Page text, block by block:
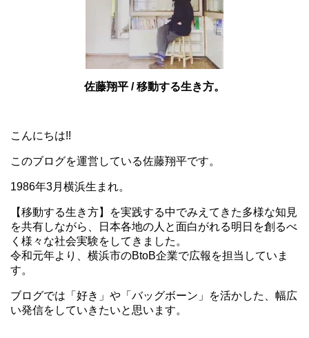
佐藤翔平 / 移動する生き方。
こんにちは!!
このブログを運営している佐藤翔平です。
1986年3月横浜生まれ。
【移動する生き方】を実践する中でみえてきた多様な知見
を共有しながら、日本各地の人と面白がれる明日を創るべ
く様々な社会実験をしてきました。
令和元年より、横浜市のBtoB企業で広報を担当していま
す。
ブログでは「好き」や「バッグボーン」を活かした、幅広
い発信をしていきたいと思います。